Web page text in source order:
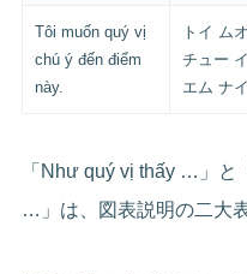
Tôi muốn quý vị
chú ý đến điểm
này.
トイ ム
チュー
エム ナイ
「Như quý vị thấy …」と
…」は、図表説明の二大